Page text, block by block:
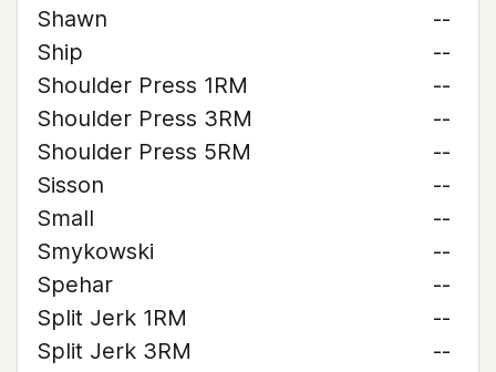
Shawn
--
Ship
--
Shoulder Press 1RM
--
Shoulder Press 3RM
--
Shoulder Press 5RM
--
Sisson
--
Small
--
Smykowski
--
Spehar
--
Split Jerk 1RM
--
Split Jerk 3RM
--